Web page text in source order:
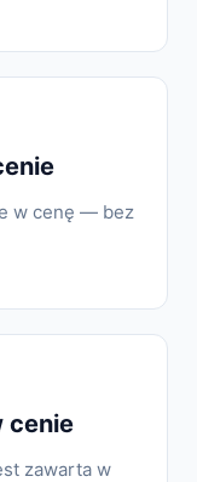
w cenę — bez
cenie
zawarta w